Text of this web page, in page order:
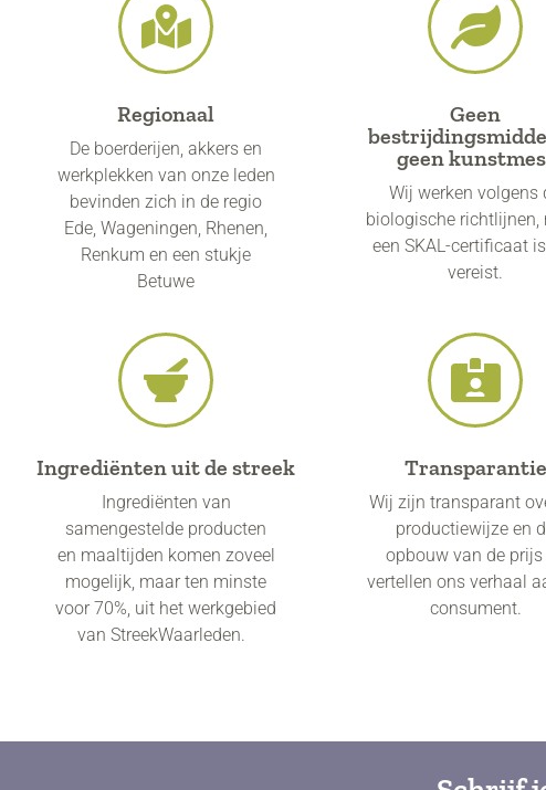
Regionaal
De boerderijen, akkers en
werkplekken van onze leden
bevinden zich in de regio
Ede, Wageningen, Rhenen,
Renkum en een stukje
Betuwe
Geen
geen
Wij werken volgens
biologische richtlijnen,
een SKAL-certificaat
vereist.
Ingrediënten uit de streek
Ingrediënten van
samengestelde producten
en maaltijden komen zoveel
mogelijk, maar ten minste
voor 70%, uit het werkgebied
van StreekWaarleden.
Transparantie
Wij zijn transparant
productiewijze en
opbouw van de prijs
vertellen ons verhaal
consument.